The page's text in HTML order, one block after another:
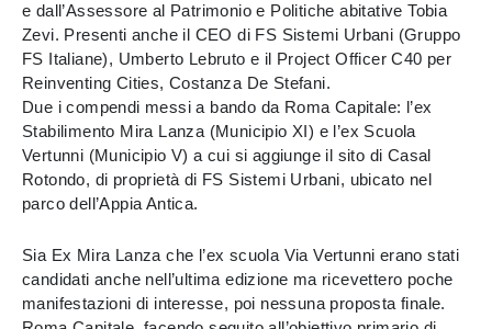
e dall’Assessore al Patrimonio e Politiche abitative Tobia
Zevi. Presenti anche il CEO di FS Sistemi Urbani (Gruppo
FS Italiane), Umberto Lebruto e il Project Officer C40 per
Reinventing Cities, Costanza De Stefani.
Due i compendi messi a bando da Roma Capitale: l’ex
Stabilimento Mira Lanza (Municipio XI) e l’ex Scuola
Vertunni (Municipio V) a cui si aggiunge il sito di Casal
Rotondo, di proprietà di FS Sistemi Urbani, ubicato nel
parco dell’Appia Antica.
Sia Ex Mira Lanza che l’ex scuola Via Vertunni erano stati
candidati anche nell’ultima edizione ma ricevettero poche
manifestazioni di interesse, poi nessuna proposta finale.